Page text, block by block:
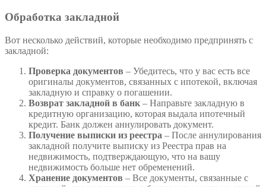
Обработка закладной
Вот несколько действий, которые необходимо предпринять с
закладной:
Проверка документов – Убедитесь, что у вас есть все
оригиналы документов, связанных с ипотекой, включая
закладную и справку о погашении.
Возврат закладной в банк – Направьте закладную в
кредитную организацию, которая выдала ипотечный
кредит. Банк должен аннулировать документ.
Получение выписки из реестра – После аннулирования
закладной получите выписку из Реестра прав на
недвижимость, подтверждающую, что на вашу
недвижимость больше нет обременений.
Хранение документов – Все документы, связанные с